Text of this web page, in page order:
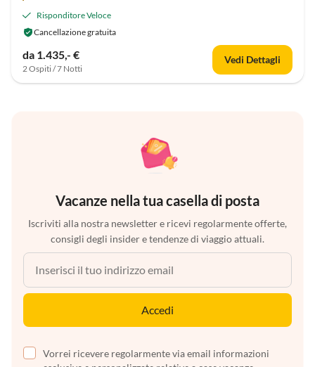
Risponditore Veloce
Cancellazione gratuita
da 1.435,- €
2 Ospiti / 7 Notti
Vedi Dettagli
Vacanze nella tua casella di posta
Iscriviti alla nostra newsletter e ricevi regolarmente offerte,
consigli degli insider e tendenze di viaggio attuali.
Accedi
Vorrei ricevere regolarmente via email informazioni